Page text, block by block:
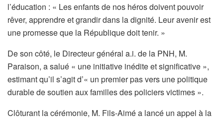
l’éducation : « Les enfants de nos héros doivent pouvoir
rêver, apprendre et grandir dans la dignité. Leur avenir est
une promesse que la République doit tenir. »
De son côté, le Directeur général a.i. de la PNH, M.
Paraison, a salué « une initiative inédite et significative »,
estimant qu’il s’agit d’« un premier pas vers une politique
durable de soutien aux familles des policiers victimes ».
Clôturant la cérémonie, M. Fils-Aimé a lancé un appel à la